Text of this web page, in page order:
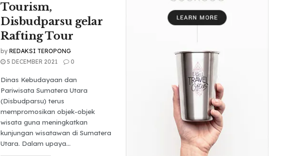
Tourism,
Disbudparsu gelar
Rafting Tour
by REDAKSI TEROPONG
5 DECEMBER 2021
0
Dinas Kebudayaan dan
Pariwisata Sumatera Utara
(Disbudparsu) terus
mempromosikan objek-objek
wisata guna meningkatkan
kunjungan wisatawan di Sumatera
Utara. Dalam upaya...